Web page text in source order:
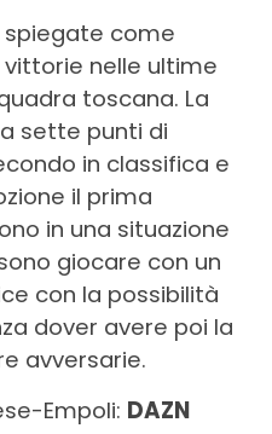
spiegate come
nelle ultime
toscana. La
sette punti di
in classifica e
il prima
in una situazione
giocare con un
con la possibilità
dover avere poi la
avversarie.
Empoli: DAZN